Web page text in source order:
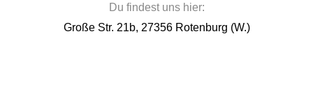
Du findest uns hier:
Große Str. 21b, 27356 Rotenburg (W.)